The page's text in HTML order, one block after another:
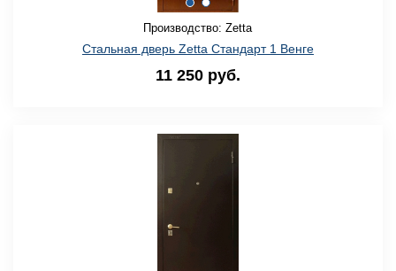
Производство: Zetta
Стальная дверь Zetta Стандарт 1 Венге
11 250 руб.